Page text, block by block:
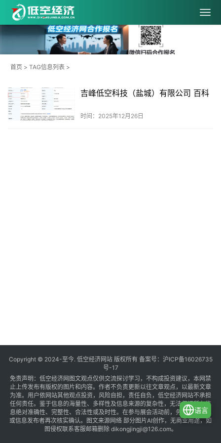
首页 > TAG信息列表 >
吉峰低空科技（盐城）有限公司 百科
时间：2025年12月26日
Copyright © 2024-至今. 低空经济网站 版权所有 备案号： 沪ICP备16026735
号-17
免责声明：低空经济网图文观点仅供交流探讨学习，不构成投资建议，本网禁
止上传发布有版权的图片和内容。作者不负责更新以往文章观点，以最新文章
为准。用户依网站其他观点投资，风险自担，责任自负，低空经济网站不承担
任何责任。鉴于信息的海量性、多样性及信息来源的复杂性，无法保证所有信
息绝对准确性、完整性、合法性或及时性。在参与展会活动前，务必与组织方
或信息发布者再次核实确认。图文来源网络 部分图片AI创作，无商业用途，如
图侵权联系客服邮箱删除 dikongjingji@126.com。
语言